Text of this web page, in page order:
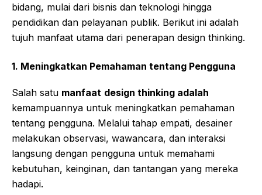
bidang, mulai dari bisnis dan teknologi hingga
pendidikan dan pelayanan publik. Berikut ini adalah
tujuh manfaat utama dari penerapan design thinking.
1. Meningkatkan Pemahaman tentang Pengguna
Salah satu manfaat design thinking adalah
kemampuannya untuk meningkatkan pemahaman
tentang pengguna. Melalui tahap empati, desainer
melakukan observasi, wawancara, dan interaksi
langsung dengan pengguna untuk memahami
kebutuhan, keinginan, dan tantangan yang mereka
hadapi.